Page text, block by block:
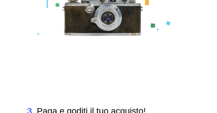
3. Paga e goditi il tuo acquisto!